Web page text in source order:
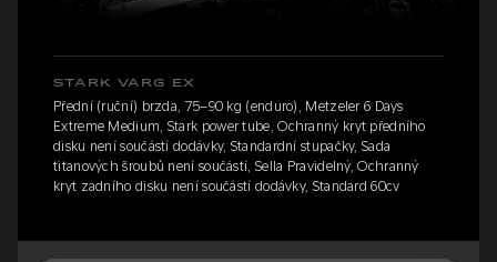
STARK VARG EX
Přední (ruční) brzda, 75–90 kg (enduro), Metzeler 6 Days
Extreme Medium, Stark power tube, Ochranný kryt předního
disku není součástí dodávky, Standardní stupačky, Sada
titanových šroubů není součástí, Sella Pravidelný, Ochranný
kryt zadního disku není součástí dodávky, Standard 60cv